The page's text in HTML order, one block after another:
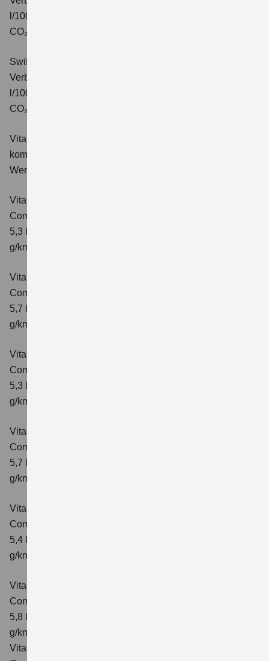
l/100km; kombinierter Wert der CO₂-Emission: 106 g/km;
CO₂-Klasse: C.
Swift 1.2 DUALJET HYBRID ALLGRIP Comfort+
Verbrauchswerte: kombinierter Energieverbrauch 4,9
l/100km; kombinierter Wert der CO₂-Emission: 110 g/km;
CO₂-Klasse: C.
Vitara 1.4 BOOSTERJET HYBRID Club
kombinierter Energieverbrauch 5,3 l/100km; kombinierter
Wert der CO₂-Emission: 119 g/km; CO₂-Klasse: D
Vitara 1.4 BOOSTERJET HYBRID
Comfort
5,3 l/100km; kombinierter Wert der CO₂-Emission: 119
g/km; CO₂-Klasse: D
Vitara 1.4 BOOSTERJET HYBRID AT
Comfort
5,7 l/100 km; kombinierter Wert der CO₂-Emission: 129
g/km; CO₂-Klasse: D
Vitara 1.4 BOOSTERJET HYBRID
Comfort+
5,3 l/100km; kombinierter Wert der CO₂-Emission: 120
g/km; CO₂-Klasse: D
Vitara 1.4 BOOSTERJET HYBRID AT
Comfort+
5,7 l/100km; kombinierter Wert der CO₂-Emission: 130
g/km; CO₂-Klasse: D
Vitara 1.4 BOOSTERJET HYBRID ALLGRIP
Comfort
5,4 l/100km; kombinierter Wert der CO₂-Emission: 129
g/km; CO₂-Klasse: D
Vitara 1.4 BOOSTERJET HYBRID ALLGRIP AT
Comfort
5,8 l/100 km; kombinierter Wert der CO₂-Emission: 137
g/km; CO₂-Klasse: E
Vitara 1.4 BOOSTERJET HYBRID ALLGRIP